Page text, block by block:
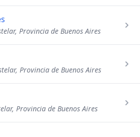
Provincia de Buenos Aires
Provincia de Buenos Aires
Provincia de Buenos Aires